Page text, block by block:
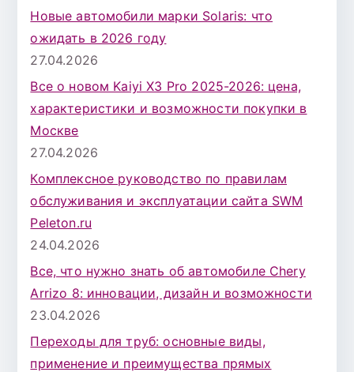
Новые автомобили марки Solaris: что
ожидать в 2026 году
27.04.2026
Все о новом Kaiyi X3 Pro 2025-2026: цена,
характеристики и возможности покупки в
Москве
27.04.2026
Комплексное руководство по правилам
обслуживания и эксплуатации сайта SWM
Peleton.ru
24.04.2026
Все, что нужно знать об автомобиле Chery
Arrizo 8: инновации, дизайн и возможности
23.04.2026
Переходы для труб: основные виды,
применение и преимущества прямых